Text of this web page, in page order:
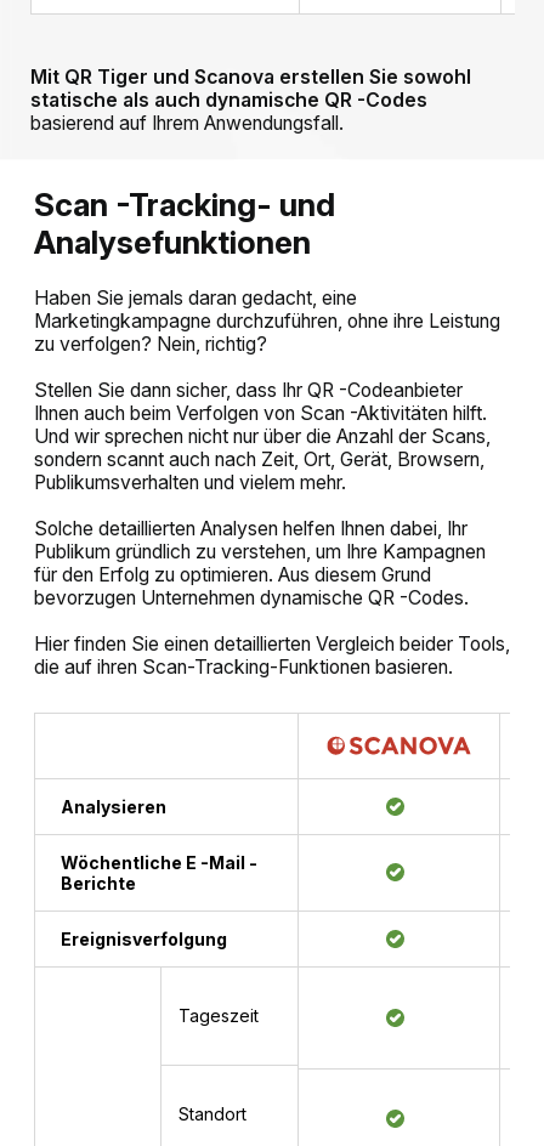
Mit QR Tiger und Scanova erstellen Sie sowohl
statische als auch dynamische QR -Codes
basierend auf Ihrem Anwendungsfall.
Scan -Tracking- und
Analysefunktionen
Haben Sie jemals daran gedacht, eine
Marketingkampagne durchzuführen, ohne ihre Leistung
zu verfolgen? Nein, richtig?
Stellen Sie dann sicher, dass Ihr QR -Codeanbieter
Ihnen auch beim Verfolgen von Scan -Aktivitäten hilft.
Und wir sprechen nicht nur über die Anzahl der Scans,
sondern scannt auch nach Zeit, Ort, Gerät, Browsern,
Publikumsverhalten und vielem mehr.
Solche detaillierten Analysen helfen Ihnen dabei, Ihr
Publikum gründlich zu verstehen, um Ihre Kampagnen
für den Erfolg zu optimieren. Aus diesem Grund
bevorzugen Unternehmen dynamische QR -Codes.
Hier finden Sie einen detaillierten Vergleich beider Tools,
die auf ihren Scan-Tracking-Funktionen basieren.
Analysieren
Wöchentliche E -Mail -
Berichte
Ereignisverfolgung
Tageszeit
Standort